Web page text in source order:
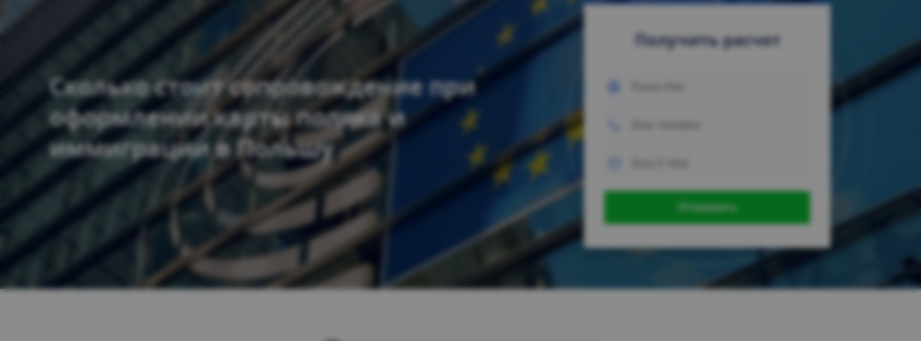
Сколько стоит сопровождение при
оформлении карты поляка и
иммиграции в Польшу
Получить расчет